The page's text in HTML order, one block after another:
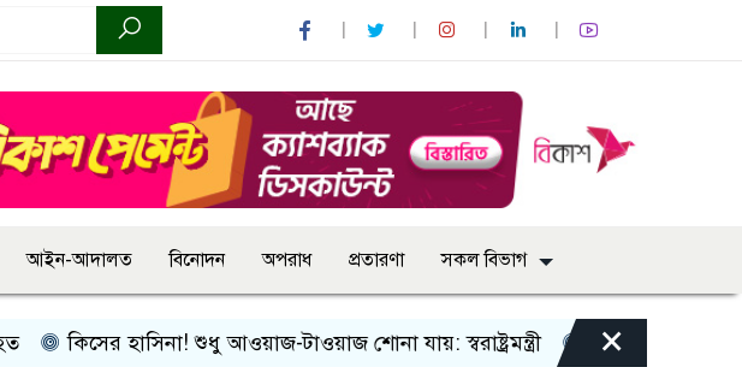
আইন-আদালত বিনোদন অপরাধ প্রতারণা সকল বিভাগ
কিসের হাসিনা! শুধু আওয়াজ-টাওয়াজ শোনা যায়: স্বরাষ্ট্রমন্ত্রী তিন দিনের মধ্যে গ্যাস
×